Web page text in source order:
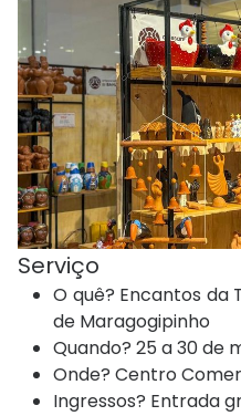
Serviço
O quê? Encantos da
de Maragogipinho
Quando? 25 a 30 de
Onde? Centro
Ingressos? Entrada